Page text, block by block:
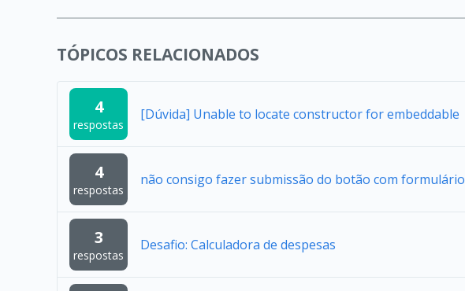
TÓPICOS RELACIONADOS
4
respostas
[Dúvida] Unable to locate constructor for embeddable
4
respostas
não consigo fazer submissão do botão com formulário
3
respostas
Desafio: Calculadora de despesas